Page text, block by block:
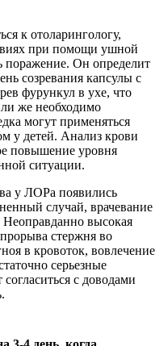
к отоларингологу,
при помощи ушной
поражение. Он определит
созревания капсулы с
фурункул в ухе, что
же необходимо
могут применяться
у детей. Анализ крови
повышение уровня
ситуации.
у ЛОРа появились
случай, врачевание
высокая
стержня во
в кровоток, вовлечение
серьезные
с доводами